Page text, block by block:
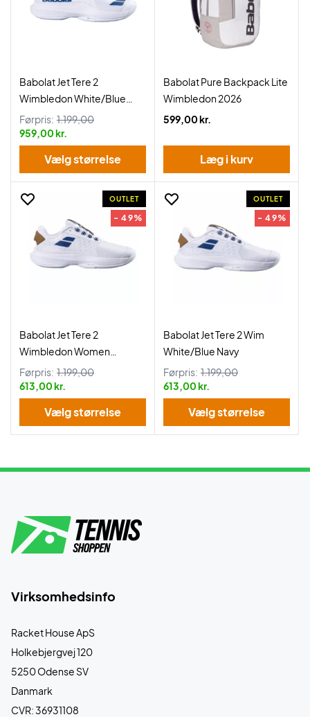
Babolat Jet Tere 2
Wimbledon White/Blue
Navy
Førpris: 1.199,00
959,00 kr.
Vælg størrelse
Babolat Pure Backpack Lite
Wimbledon 2026
599,00 kr.
Læg i kurv
OUTLET
- 49%
Babolat Jet Tere 2
Wimbledon Women
White/Blue Navy
Førpris: 1.199,00
613,00 kr.
Vælg størrelse
OUTLET
- 49%
Babolat Jet Tere 2 Wim
White/Blue Navy
Førpris: 1.199,00
613,00 kr.
Vælg størrelse
Virksomhedsinfo
Racket House ApS
Holkebjergvej 120
5250 Odense SV
Danmark
CVR: 36931108